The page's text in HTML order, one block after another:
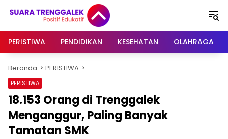
PERISTIWA
PENDIDIKAN KESEHATAN OLAHRAGA
Beranda PERISTIWA
PERISTIWA
18.153 Orang di Trenggalek
Menganggur, Paling Banyak
Tamatan SMK